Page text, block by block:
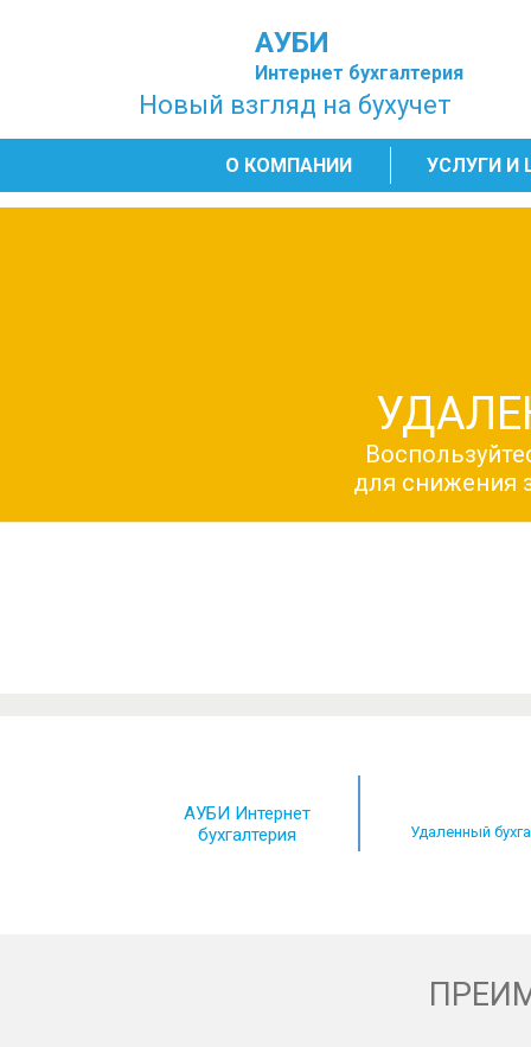
АУБИ
Интернет бухгалтерия
Новый взгляд на бухучет
О КОМПАНИИ УСЛУГИ И
для снижения
АУБИ Интернет
бухгалтерия
Удаленный